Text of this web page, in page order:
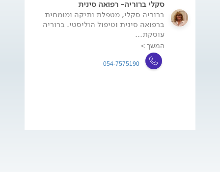
סקלי ברוריה- רפואה סינית
ברוריה סקלי, מטפלת ותיקה ומומחית
ברפואה סינית וטיפול הוליסטי. ברוריה
עוסקת...
המשך >
054-7575190